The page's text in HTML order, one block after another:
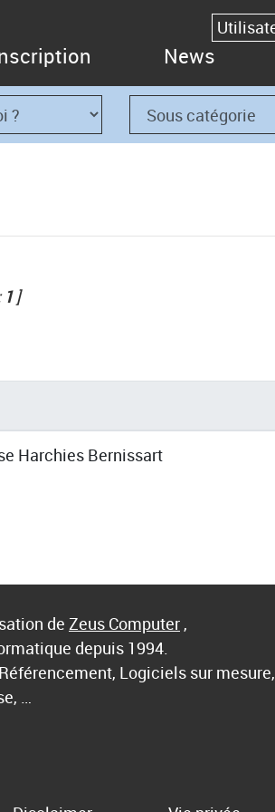
News
1]
Harchies Bernissart
de Zeus Computer ,
depuis 1994.
Logiciels sur mesure,
…